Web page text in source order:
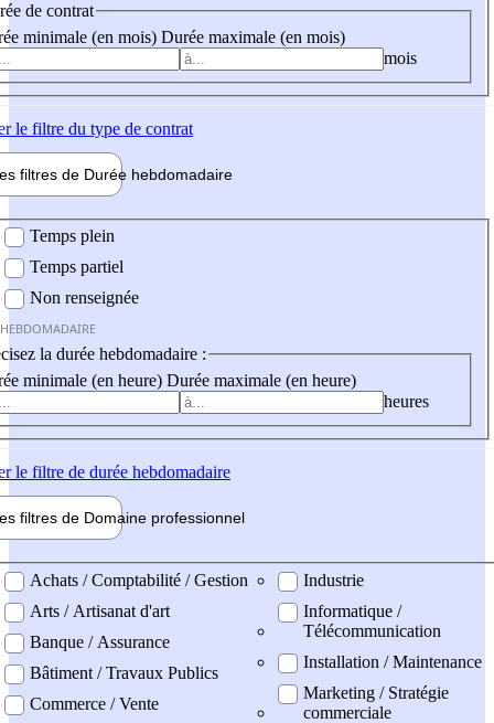
de contrat
minimale (en mois) Durée maximale (en mois)
mois
le filtre du type de contrat
filtres de Durée hebdomadaire
Temps plein
Temps partiel
Non renseignée
la durée hebdomadaire :
minimale (en heure) Durée maximale (en heure)
heures
le filtre de durée hebdomadaire
filtres de Domaine professionnel
professionel
Achats / Comptabilité / Gestion
Arts / Artisanat d'art
Banque / Assurance
Bâtiment / Travaux Publics
Commerce / Vente
Industrie
Informatique /
Télécommunication
Installation / Maintenance
Marketing / Stratégie
commerciale